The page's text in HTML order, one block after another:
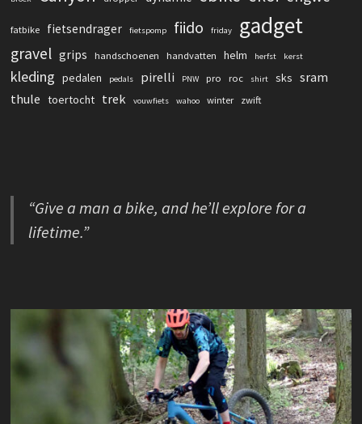
fatbike fietsendrager fietspomp fiido friday gadget
gravel grips handschoenen handvatten helm herfst kerst
kleding pedalen pedals pirelli PNW pro roc shirt sks sram
thule toertocht trek vouwfiets wahoo winter zwift
“Give a man a bike, and he’ll explore for a
lifetime.”